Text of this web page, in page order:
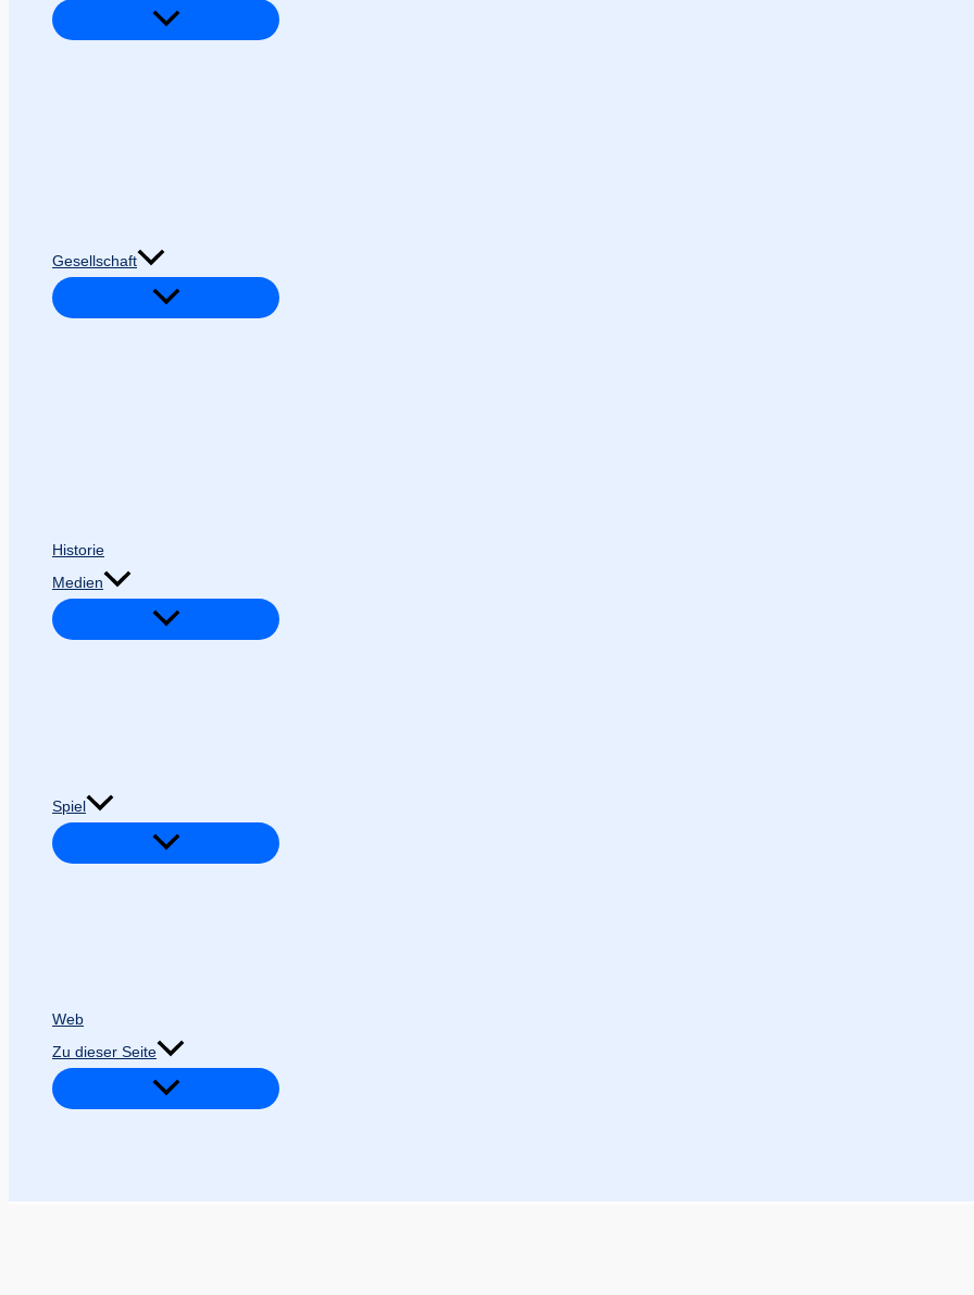
Gesellschaft
Historie
Medien
Spiel
Web
Zu dieser Seite